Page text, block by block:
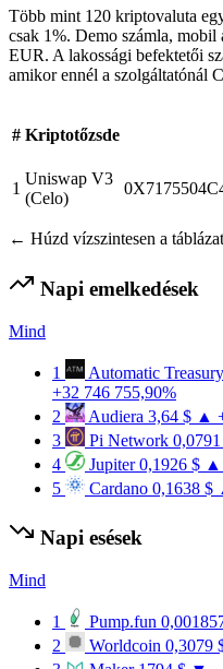
Több mint 120 kriptovaluta
csak 1%. Demo számla,
EUR. A lakossági befektetői
amikor ennél a szolgáltatónál
# Kriptotőzsde
1
Uniswap V3
(Celo)
← Húzd vízszintesen a
Napi emelkedések
Mind
1 Automatic
+32 746 755,90%
2
Audiera 3,64 $ ▲
3
Pi Network
4
Jupiter 0,1926 $ ▲
5
Cardano 0,1638 $
Napi esések
Mind
1 Pump.fun
2
Worldcoin 0,3079